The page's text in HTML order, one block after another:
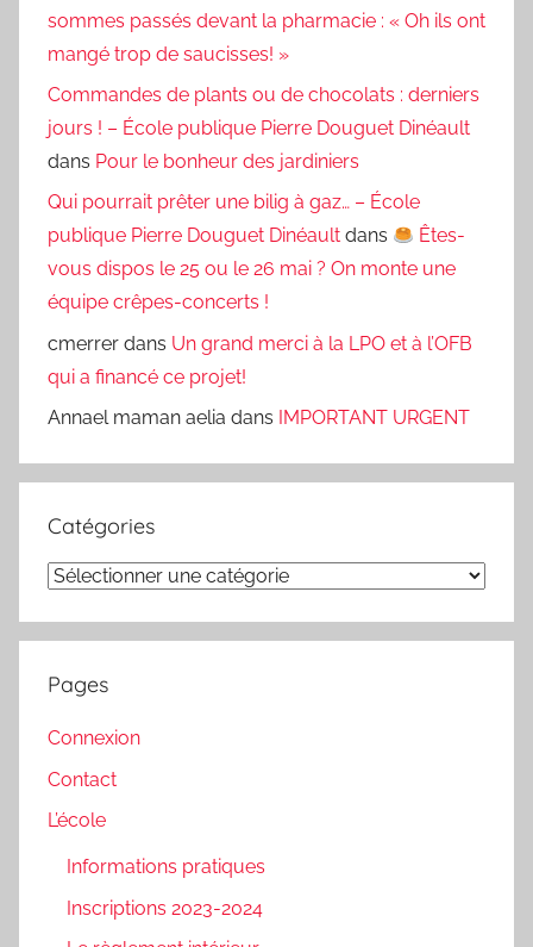
sommes passés devant la pharmacie : « Oh ils ont
mangé trop de saucisses! »
Commandes de plants ou de chocolats : derniers
jours ! – École publique Pierre Douguet Dinéault
dans Pour le bonheur des jardiniers
Qui pourrait prêter une bilig à gaz… – École
publique Pierre Douguet Dinéault dans
Êtes-
vous dispos le 25 ou le 26 mai ? On monte une
équipe crêpes-concerts !
cmerrer dans Un grand merci à la LPO et à l’OFB
qui a financé ce projet!
Annael maman aelia dans IMPORTANT URGENT
Catégories
Catégories
Pages
Connexion
Contact
L’école
Informations pratiques
Inscriptions 2023-2024